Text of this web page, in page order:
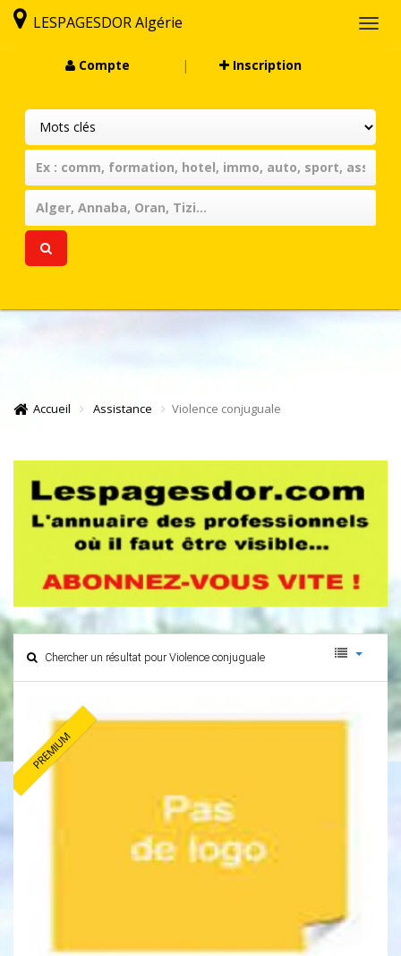
LESPAGESDOR Algérie
Compte
| Inscription
Accueil Assistance Violence conjuguale
Chercher un résultat pour Violence conjuguale
PREMIUM